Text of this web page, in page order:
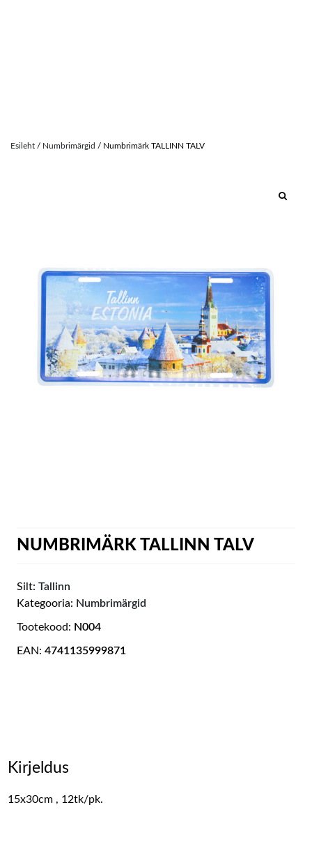
Esileht / Numbrimärgid / Numbrimärk TALLINN TALV
NUMBRIMÄRK TALLINN TALV
EAN: 4741135999871
Tootekood: N004
Kategooria: Numbrimärgid
Silt: Tallinn
Kirjeldus
15x30cm , 12tk/pk.